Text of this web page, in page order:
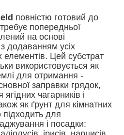
повністю готовий до
попередньої
на основі
додаванням усіх
елементів. Цей субстрат
використовується як
для отримання -
заправки грядок,
чагарників і
як ґрунт для кімнатних
підходить для
і посадки: